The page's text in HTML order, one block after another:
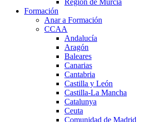
Formación
Anar a Formación
CCAA
Andalucía
Aragón
Baleares
Canarias
Cantabria
Castilla y León
Castilla-La Mancha
Catalunya
Ceuta
Comunidad de Madrid